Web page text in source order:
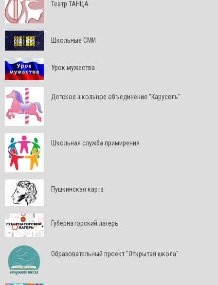
Театр ТАНЦА
Школьные СМИ
Урок мужества
Детское школьное объединение "Карусель"
Школьная служба примирения
Пушкинская карта
Губернаторский лагерь
Образовательный проект "Открытая школа"